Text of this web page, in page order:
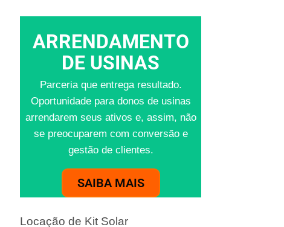
ARRENDAMENTO
DE USINAS
Parceria que entrega resultado.
Oportunidade para donos de usinas
arrendarem seus ativos e, assim, não
se preocuparem com conversão e
gestão de clientes.
SAIBA MAIS
Locação de Kit Solar